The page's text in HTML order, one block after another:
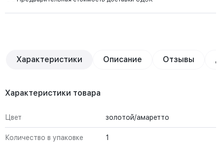
Характеристики Описание Отзывы
Характеристики товара
Цвет золотой/амаретто
Количество в упаковке 1